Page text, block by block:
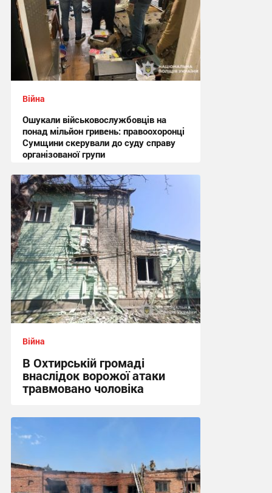
Війна
Ошукали військовослужбовців на
понад мільйон гривень: правоохоронці
Сумщини скерували до суду справу
організованої групи
12:47 сьогодні
Війна
В Охтирській громаді
внаслідок ворожої атаки
травмовано чоловіка
09:21 сьогодні